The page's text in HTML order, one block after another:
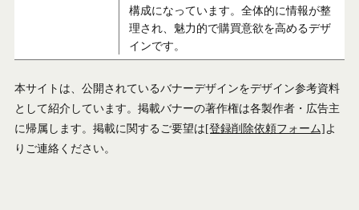
構成になっています。全体的に情報が整
理され、魅力的で購買意欲を高めるデザ
インです。
本サイトは、公開されているバナーデザインをデザイン参考資料
として紹介しています。掲載バナーの著作権は各製作者・広告主
に帰属します。掲載に関するご要望は[登録削除依頼フォーム]よ
りご連絡ください。